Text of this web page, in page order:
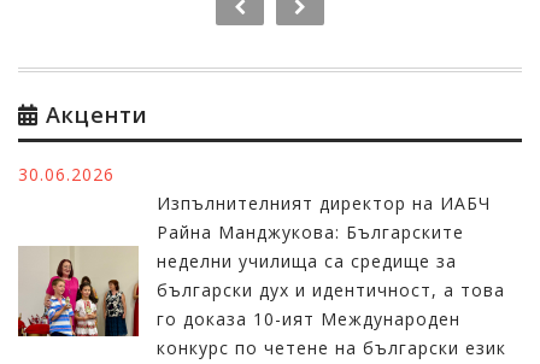
Акценти
30.06.2026
Изпълнителният директор на ИАБЧ
Райна Манджукова: Българските
неделни училища са средище за
български дух и идентичност, а това
го доказа 10-ият Международен
конкурс по четене на български език